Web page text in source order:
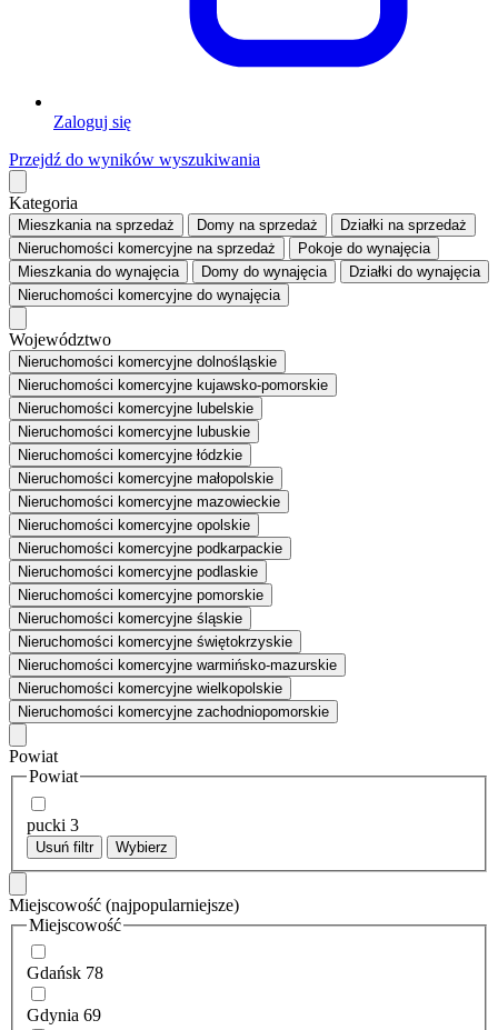
Zaloguj się
Przejdź do wyników wyszukiwania
Kategoria
Mieszkaniana sprzedaż Domy na sprzedaż Działki na sprzedaż
Nieruchomości komercyjne na sprzedaż Pokoje do wynajęcia
Mieszkaniado wynajęcia Domy do wynajęcia Działki do wynajęcia
Nieruchomości komercyjne do wynajęcia
Województwo
Nieruchomości komercyjne dolnośląskie
Nieruchomości komercyjne kujawsko-pomorskie
Nieruchomości komercyjne lubelskie
Nieruchomości komercyjne lubuskie
Nieruchomości komercyjne łódzkie
Nieruchomości komercyjne małopolskie
Nieruchomości komercyjne mazowieckie
Nieruchomości komercyjne opolskie
Nieruchomości komercyjne podkarpackie
Nieruchomości komercyjne podlaskie
Nieruchomości komercyjne pomorskie
Nieruchomości komercyjne śląskie
Nieruchomości komercyjne świętokrzyskie
Nieruchomości komercyjne warmińsko-mazurskie
Nieruchomości komercyjne wielkopolskie
Nieruchomości komercyjne zachodniopomorskie
Powiat
Powiat
pucki 3
Usuń filtr Wybierz
Miejscowość (najpopularniejsze)
Miejscowość
Gdańsk 78
Gdynia 69